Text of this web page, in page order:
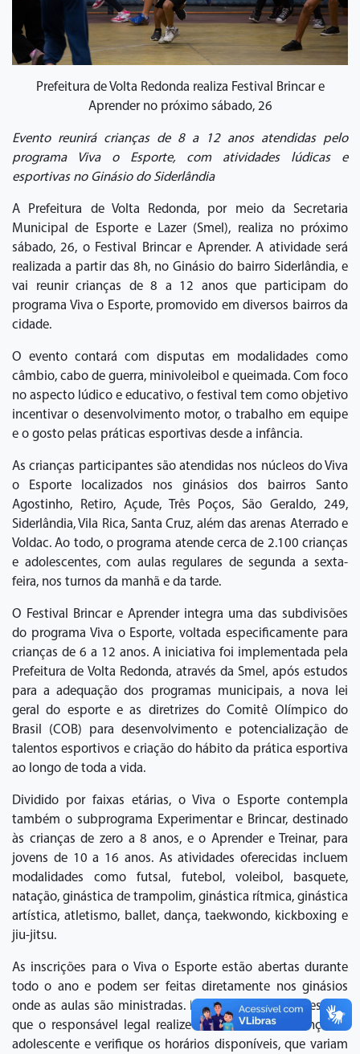
Prefeitura de Volta Redonda realiza Festival Brincar e
Aprender no próximo sábado, 26
Evento reunirá crianças de 8 a 12 anos atendidas pelo
programa Viva o Esporte, com atividades lúdicas e
esportivas no Ginásio do Siderlândia
A Prefeitura de Volta Redonda, por meio da Secretaria
Municipal de Esporte e Lazer (Smel), realiza no próximo
sábado, 26, o Festival Brincar e Aprender. A atividade será
realizada a partir das 8h, no Ginásio do bairro Siderlândia, e
vai reunir crianças de 8 a 12 anos que participam do
programa Viva o Esporte, promovido em diversos bairros da
cidade.
O evento contará com disputas em modalidades como
câmbio, cabo de guerra, minivoleibol e queimada. Com foco
no aspecto lúdico e educativo, o festival tem como objetivo
incentivar o desenvolvimento motor, o trabalho em equipe
e o gosto pelas práticas esportivas desde a infância.
As crianças participantes são atendidas nos núcleos do Viva
o Esporte localizados nos ginásios dos bairros Santo
Agostinho, Retiro, Açude, Três Poços, São Geraldo, 249,
Siderlândia, Vila Rica, Santa Cruz, além das arenas Aterrado e
Voldac. Ao todo, o programa atende cerca de 2.100 crianças
e adolescentes, com aulas regulares de segunda a sexta-
feira, nos turnos da manhã e da tarde.
O Festival Brincar e Aprender integra uma das subdivisões
do programa Viva o Esporte, voltada especificamente para
crianças de 6 a 12 anos. A iniciativa foi implementada pela
Prefeitura de Volta Redonda, através da Smel, após estudos
para a adequação dos programas municipais, a nova lei
geral do esporte e as diretrizes do Comitê Olímpico do
Brasil (COB) para desenvolvimento e potencialização de
talentos esportivos e criação do hábito da prática esportiva
ao longo de toda a vida.
Dividido por faixas etárias, o Viva o Esporte contempla
também o subprograma Experimentar e Brincar, destinado
às crianças de zero a 8 anos, e o Aprender e Treinar, para
jovens de 10 a 16 anos. As atividades oferecidas incluem
modalidades como futsal, futebol, voleibol, basquete,
natação, ginástica de trampolim, ginástica rítmica, ginástica
artística, atletismo, ballet, dança, taekwondo, kickboxing e
jiu-jitsu.
As inscrições para o Viva o Esporte estão abertas durante
todo o ano e podem ser feitas diretamente nos ginásios
onde as aulas são ministradas. Para participar, é necessário
que o responsável legal realize a matrícula da criança ou
adolescente e verifique os horários disponíveis, que variam